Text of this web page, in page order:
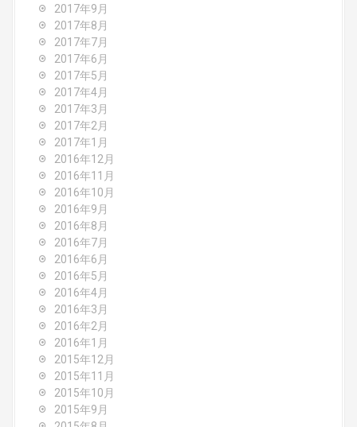
2017年9月
2017年8月
2017年7月
2017年6月
2017年5月
2017年4月
2017年3月
2017年2月
2017年1月
2016年12月
2016年11月
2016年10月
2016年9月
2016年8月
2016年7月
2016年6月
2016年5月
2016年4月
2016年3月
2016年2月
2016年1月
2015年12月
2015年11月
2015年10月
2015年9月